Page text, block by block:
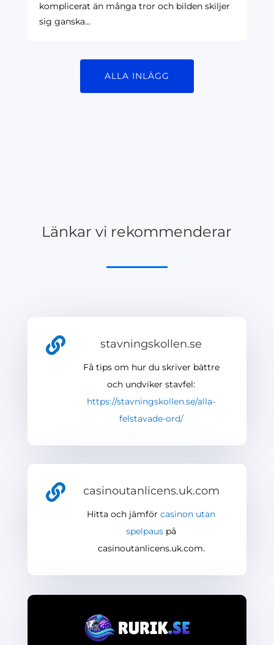
komplicerat än många tror och bilden skiljer
sig ganska...
ALLA INLÄGG
Länkar vi rekommenderar
 stavningskollen.se
Få tips om hur du skriver bättre
och undviker stavfel:
https://stavningskollen.se/alla-
felstavade-ord/
 casinoutanlicens.uk.com
Hitta och jämförcasinon utan
spelpaus på
casinoutanlicens.uk.com.